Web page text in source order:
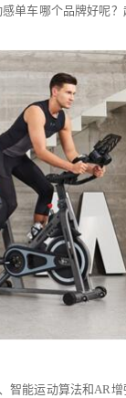
单车哪个品牌好呢？
智能运动算法和AR增